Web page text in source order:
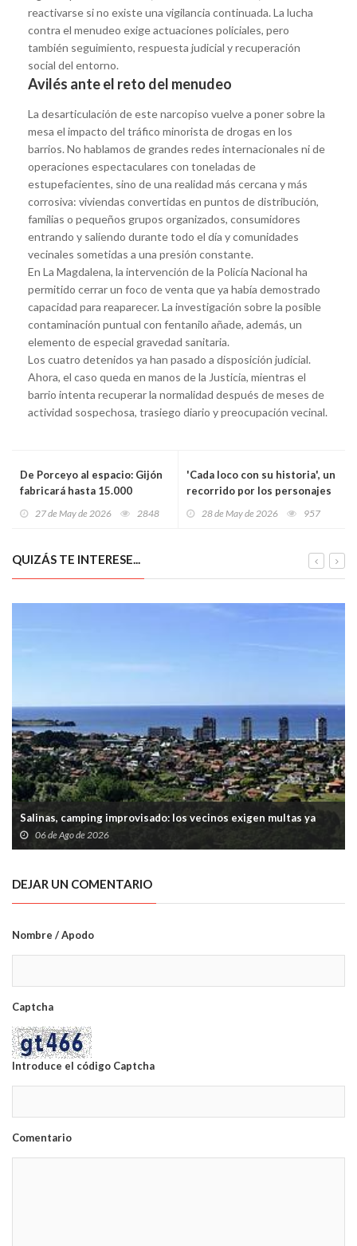
reactivarse si no existe una vigilancia continuada. La lucha
contra el menudeo exige actuaciones policiales, pero
también seguimiento, respuesta judicial y recuperación
social del entorno.
Avilés ante el reto del menudeo
La desarticulación de este narcopiso vuelve a poner sobre la
mesa el impacto del tráfico minorista de drogas en los
barrios. No hablamos de grandes redes internacionales ni de
operaciones espectaculares con toneladas de
estupefacientes, sino de una realidad más cercana y más
corrosiva: viviendas convertidas en puntos de distribución,
familias o pequeños grupos organizados, consumidores
entrando y saliendo durante todo el día y comunidades
vecinales sometidas a una presión constante.
En La Magdalena, la intervención de la Policía Nacional ha
permitido cerrar un foco de venta que ya había demostrado
capacidad para reaparecer. La investigación sobre la posible
contaminación puntual con fentanilo añade, además, un
elemento de especial gravedad sanitaria.
Los cuatro detenidos ya han pasado a disposición judicial.
Ahora, el caso queda en manos de la Justicia, mientras el
barrio intenta recuperar la normalidad después de meses de
actividad sospechosa, trasiego diario y preocupación vecinal.
De Porceyo al espacio: Gijón
fabricará hasta 15.000
tecnología 3D metálica
27 de May de 2026 2848
'Cada loco con su historia', un
recorrido por los personajes
28 de May de 2026 957
QUIZÁS TE INTERESE...
Salinas, camping improvisado: los vecinos exigen multas ya
06 de Ago de 2026
DEJAR UN COMENTARIO
Nombre / Apodo
Captcha
Introduce el código Captcha
Comentario